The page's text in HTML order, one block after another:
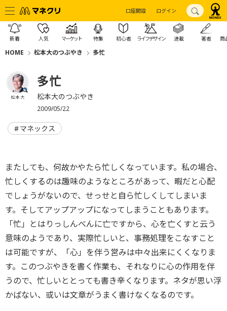
口座開設 ログイン
新着 人気 マーケット 特集 初心者 ライフデザイン 連載 著者 商
HOME 松本大のつぶやき 多忙
松本 大
多忙
松本大のつぶやき
2009/05/22
マネックス
またしても、何故かやたら忙しくなっています。私の場合、
忙しくするのは趣味のようなところがあって、暇だと心配
でしょうがないので、せっせと自ら忙しくしてしまいま
す。そしてアップアップになってしまうこともあります。
「忙」とはりっしんべんに亡ですから、心を亡くすと云う
意味のようであり、実際忙しいと、事務処理をこなすこと
は可能ですが、「心」を伴う営みは中々出来にくくなりま
す。このつぶやきを書く作業も、それなりに心の作用を伴
うので、忙しいととっても書き辛くなります。ネタが思い浮
かばない、或いは文章がうまく書けなくなるのです。